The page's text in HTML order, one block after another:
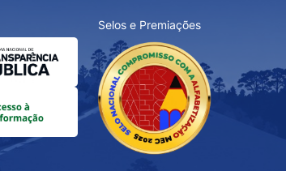
Selos e Premiações